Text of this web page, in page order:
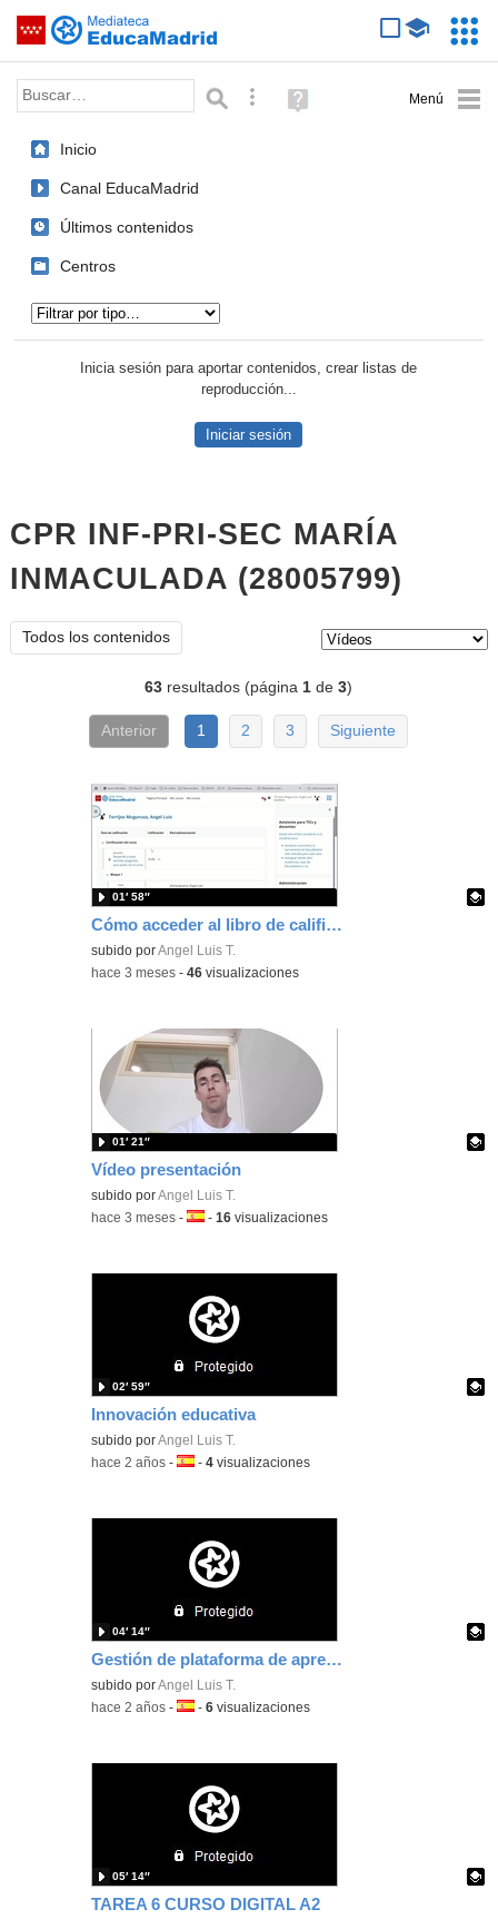
Saltar navegación
Palabra o frase: Búsqueda avanzada
Ayuda
(en
Inicio
Canal EducaMadrid
Últimos contenidos
Centros
Inicia sesión para aportar contenidos, crear listas de
reproducción...
Iniciar sesión
CPR INF-PRI-SEC MARÍA
INMACULADA (28005799)
Todos los contenidos
63 resultados (página1 de3)
Anterior 1 2 3 Siguiente
Cómo acceder al libro de calificaciones del aula virtual
Contenido educativo.
subido porAngel Luis T.
01′ 58″
-hace 3 meses -46 visualizaciones
Vídeo presentación
Contenido educativo.
subido porAngel Luis T.
01′ 21″
-hace 3 meses -Idioma:
-16 visualizaciones
Innovación educativa
Contenido educativo.
subido porAngel Luis T.
02′ 59″
-hace 2 años -Idioma:
-4 visualizaciones
Gestión de plataforma de aprendizaje y evaluación
Contenido educativo.
subido porAngel Luis T.
04′ 14″
-hace 2 años -Idioma:
-6 visualizaciones
TAREA 6 CURSO DIGITAL A2
05′ 14″